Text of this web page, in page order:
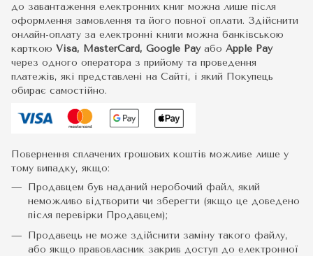
до завантаження електронних книг можна лише після
оформлення замовлення та його повної оплати. Здійснити
онлайн-оплату за електронні книги можна банківською
карткою Visa, MasterCard, Google Pay або Apple Pay
через одного оператора з прийому та проведення
платежів, які представлені на Сайті, і який Покупець
обирає самостійно.
Повернення сплачених грошових коштів можливе лише у
тому випадку, якщо:
Продавцем був наданий неробочий файл, який
неможливо відтворити чи зберегти (якщо це доведено
після перевірки Продавцем);
Продавець не може здійснити заміну такого файлу,
або якщо правовласник закрив доступ до електронної